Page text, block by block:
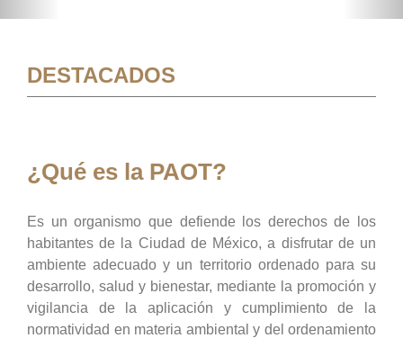
DESTACADOS
¿Qué es la PAOT?
Es un organismo que defiende los derechos de los
habitantes de la Ciudad de México, a disfrutar de un
ambiente adecuado y un territorio ordenado para su
desarrollo, salud y bienestar, mediante la promoción y
vigilancia de la aplicación y cumplimiento de la
normatividad en materia ambiental y del ordenamiento